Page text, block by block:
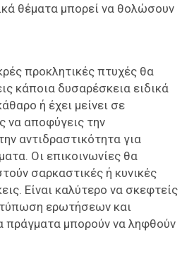
θέματα μπορεί να θολώσουν
προκλητικές πτυχές θα
κάποια δυσαρέσκεια ειδικά
ή έχει μείνει σε
να αποφύγεις την
αντιδραστικότητα για
Οι επικοινωνίες θα
σαρκαστικές ή κυνικές
Είναι καλύτερο να σκεφτείς
ερωτήσεων και
μπορούν να ληφθούν